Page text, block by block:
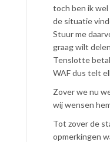
toch ben ik wel
de situatie
Stuur me
graag wilt
Tenslotte
WAF dus telt
Zover we nu
wij wensen
Tot zover de
opmerkingen